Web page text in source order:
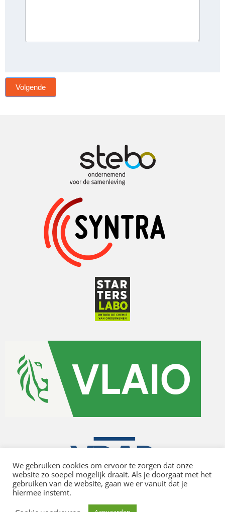
Volgende
Privacy policy
We gebruiken cookies om ervoor te zorgen dat onze
website zo soepel mogelijk draait. Als je doorgaat met het
gebruiken van de website, gaan we er vanuit dat je
hiermee instemt.